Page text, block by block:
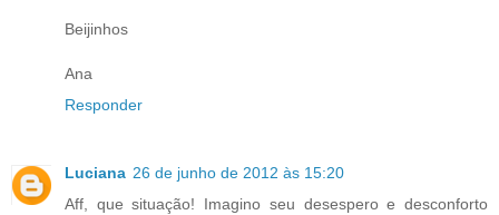
Beijinhos
Ana
Responder
Luciana 26 de junho de 2012 às 15:20
Aff, que situação! Imagino seu desespero e desconforto